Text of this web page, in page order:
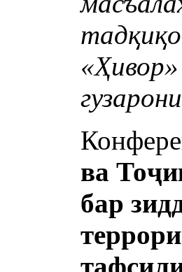
«Ҳивор»
ва Тоҷ
бар